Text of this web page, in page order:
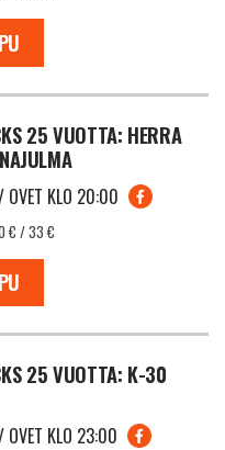
25 VUOTTA: HERRA
KLO 20:00
€ / 33 €
25 VUOTTA: K-30
KLO 23:00